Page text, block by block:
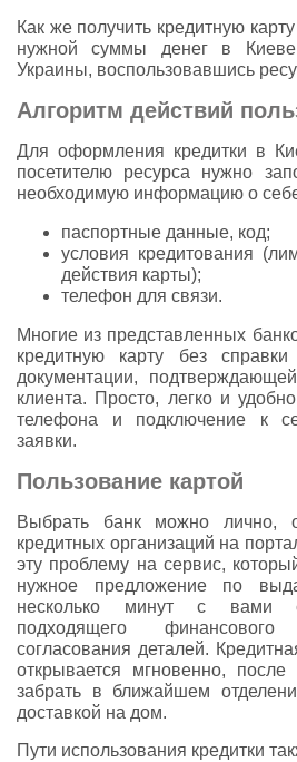
Как же получить кредитную
нужной суммы денег в
Украины, воспользовавшись
Алгоритм действий
Для оформления кредитки в
посетителю ресурса нужно
необходимую информацию о
паспортные данные, код;
условия кредитования
действия карты);
телефон для связи.
Многие из представленных
кредитную карту без
документации,
клиента. Просто, легко и
телефона и подключение к
заявки.
Пользование картой
Выбрать банк можно лично,
кредитных организаций на
эту проблему на сервис,
нужное предложение по
несколько минут с вами
подходящего
согласования деталей.
открывается мгновенно,
забрать в ближайшем
доставкой на дом.
Пути использования кредитки